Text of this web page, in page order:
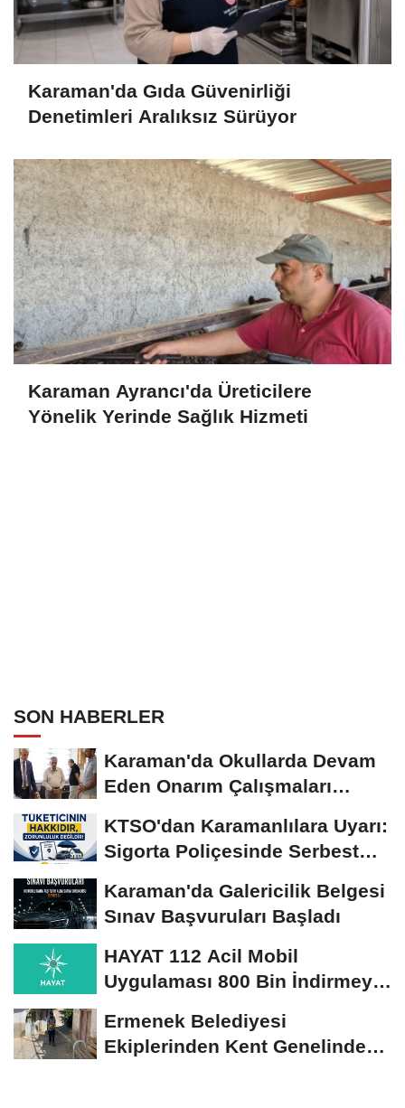
Karaman'da Gıda Güvenirliği
Denetimleri Aralıksız Sürüyor
Karaman Ayrancı'da Üreticilere
Yönelik Yerinde Sağlık Hizmeti
SON HABERLER
Karaman'da Okullarda Devam
Eden Onarım Çalışmaları
KTSO'dan Karamanlılara Uyarı:
Sigorta Poliçesinde Serbest
Karaman'da Galericilik Belgesi
Sınav Başvuruları Başladı
HAYAT 112 Acil Mobil
Uygulaması 800 Bin İndirmeyi
Ermenek Belediyesi
Ekiplerinden Kent Genelinde